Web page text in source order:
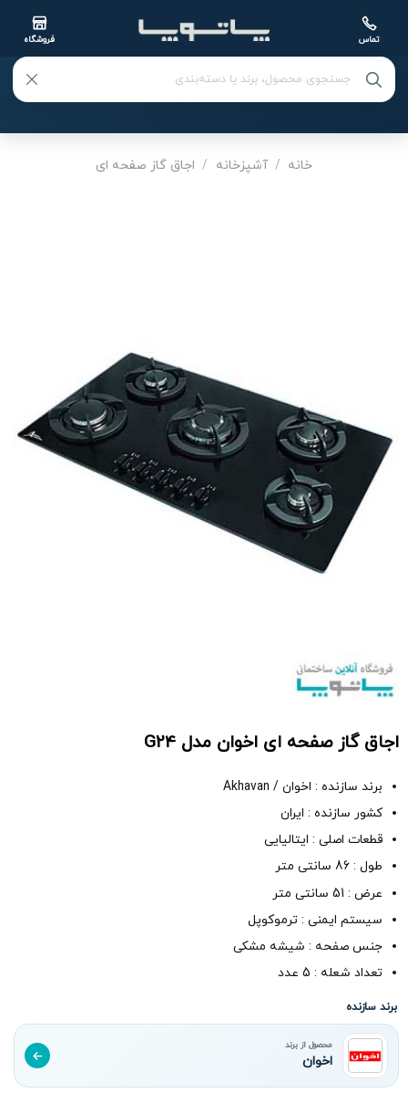
تماس فروشگاه
خانه / آشپزخانه / اجاق گاز صفحه‌ ای
اجاق گاز صفحه ای اخوان مدل G24
برند سازنده : اخوان / Akhavan
کشور سازنده : ایران
قطعات اصلی : ایتالیایی
طول : 86 سانتی متر
عرض : 51 سانتی متر
سیستم ایمنی : ترموکوپل
جنس صفحه : شیشه مشکی
تعداد شعله : 5 عدد
برند سازنده
محصول از برند
اخوان